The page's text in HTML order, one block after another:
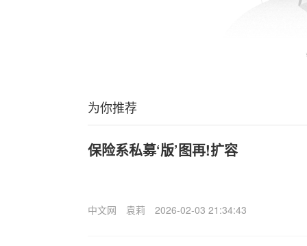
为你推荐
保险系私募‘版’图再!扩容
中文网 袁莉 2026-02-03 21:34:43